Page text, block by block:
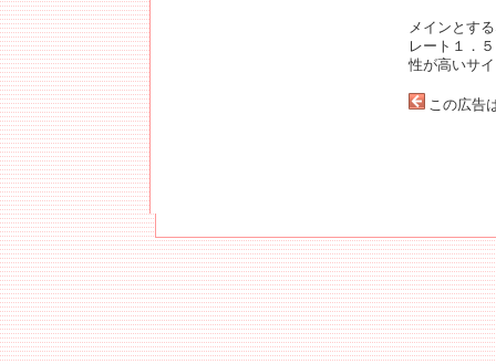
メインとす
レート１．
性が高いサ
この広告